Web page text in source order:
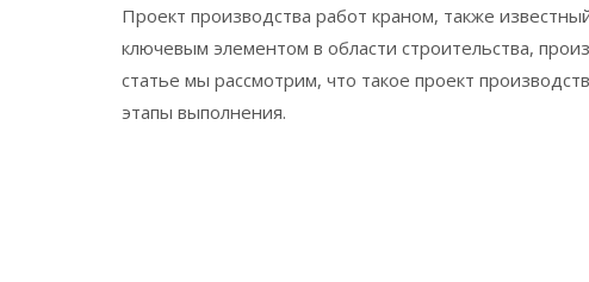
Проект производства работ краном, также
ключевым элементом в области строительства,
статье мы рассмотрим, что такое проект
этапы выполнения.